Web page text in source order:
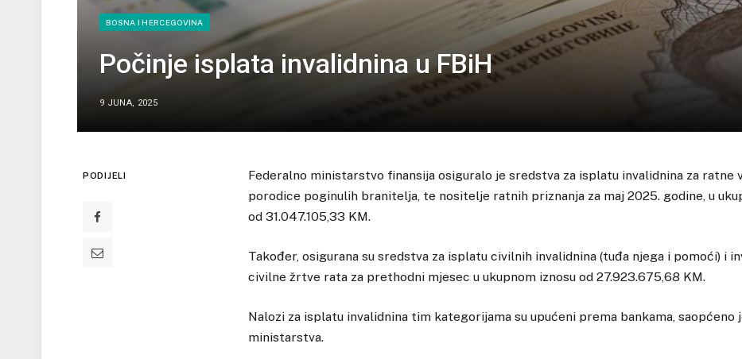
BOSNA I HERCEGOVINA
Počinje isplata invalidnina u FBiH
9 JUNA, 2025
PODIJELI
Federalno ministarstvo finansija osiguralo je sredstva za isplatu invalidnina za ratne
porodice poginulih branitelja, te nositelje ratnih priznanja za maj 2025. godine, u
od 31.047.105,33 KM.
Također, osigurana su sredstva za isplatu civilnih invalidnina (tuđa njega i pomoći) i
civilne žrtve rata za prethodni mjesec u ukupnom iznosu od 27.923.675,68 KM.
Nalozi za isplatu invalidnina tim kategorijama su upućeni prema bankama, saopćeno
ministarstva.